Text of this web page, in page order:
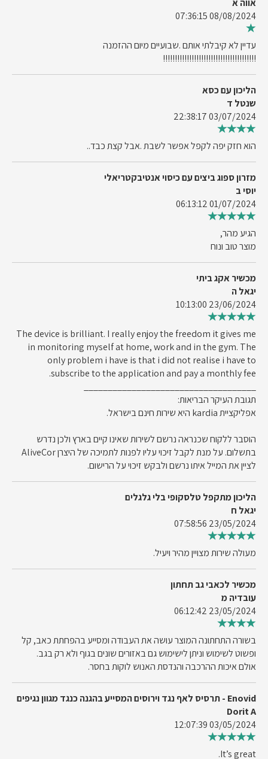
אווה א
08/08/2024 07:36:15
עדיין לא קיבלתי אותם .שבועיים מיום ההזמנה
!!!!!!!!!!!!!!!!!!!!!!!!!!!!!!!!!!!!!!!
הליכון עם כסא
שנטל ד
03/07/2024 22:38:17
הוא חזק יפה לקפל אפשר לשבת .אבל קצת כבד..
מזרון ספוג ביצים עם כיסוי אנטיבקטריאלי
יוסי ב
01/07/2024 06:13:12
הגיע מהר,
מוצר טוב ונוח
מכשיר אקג ביתי
יגאל ה
23/06/2024 10:13:00
The device is brilliant. I really enjoy the freedom it gives me
in monitoring myself at home, work and in the gym. The
only problem i have is that i did not realise i have to
subscribe to the application and pay a monthly fee.
תגובת העיקר הבריאות:
אפליקציית kardia היא שירות חינם בישראל.
הוסבר ללקוח שכנראה נרשם לשירות שאינו קיים בארץ ולכן נדרש
בתשלום. על מנת לקבל זיכוי עליו לפנות לתמיכה של היצרן AliveCor
לציין את המייל איתו נרשם ולבקש זיכוי על הרישום.
הליכון מתקפל טלסקופי בלי גלגלים
יגאל ח
23/05/2024 07:58:56
מעולה שירות מצויין מהיר ויעיל.
מכשיר לכאבי גב תחתון
עובדיה מ
23/05/2024 06:12:42
בשורה התחתונה המוצר עושה את העבודה ומסייע בהפחתת כאב, קל
ופשוט לשימוש וניתן לישימוש גם באזורים שונים בגוף ולא רק בגב.
אולם איכות ההרכבה והנדסת האנוש לוקות בחסר.
Enovid - תרסיס לאף נגד וירוסים המסייע בהגנה כנגד מגוון נגיפים
Dorit A
03/05/2024 12:07:39
It’s great.